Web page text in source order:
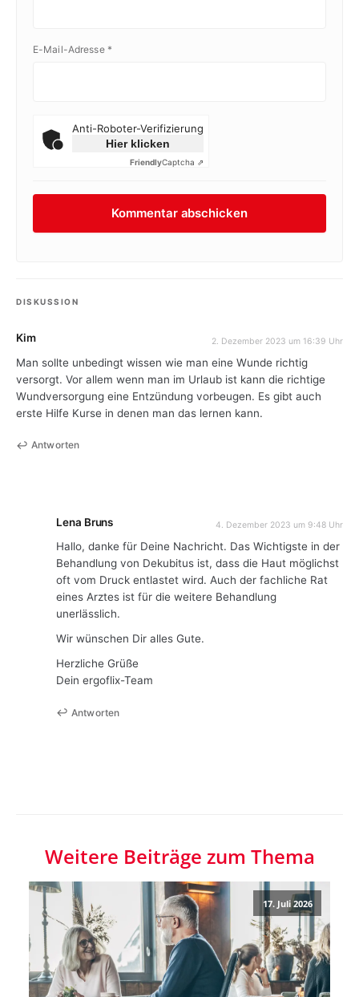
E-Mail-Adresse *
Anti-Roboter-Verifizierung
Hier klicken
FriendlyCaptcha ⇗
DISKUSSION
Kim 2. Dezember 2023 um 16:39 Uhr
Man sollte unbedingt wissen wie man eine Wunde richtig
versorgt. Vor allem wenn man im Urlaub ist kann die richtige
Wundversorgung eine Entzündung vorbeugen. Es gibt auch
erste Hilfe Kurse in denen man das lernen kann.
Antworten
Lena Bruns 4. Dezember 2023 um 9:48 Uhr
Hallo, danke für Deine Nachricht. Das Wichtigste in der
Behandlung von Dekubitus ist, dass die Haut möglichst
oft vom Druck entlastet wird. Auch der fachliche Rat
eines Arztes ist für die weitere Behandlung
unerlässlich.
Wir wünschen Dir alles Gute.
Herzliche Grüße
Dein ergoflix-Team
Antworten
Weitere Beiträge zum Thema
17. Juli 2026